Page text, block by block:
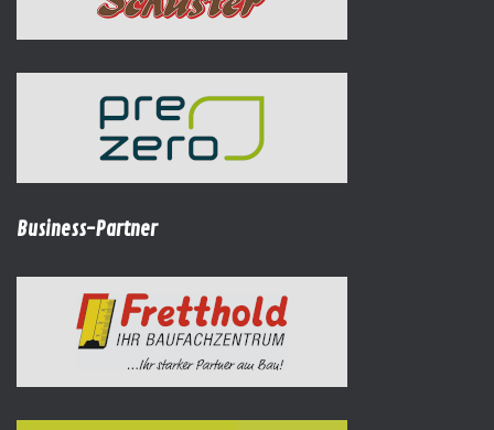
Business-Partner